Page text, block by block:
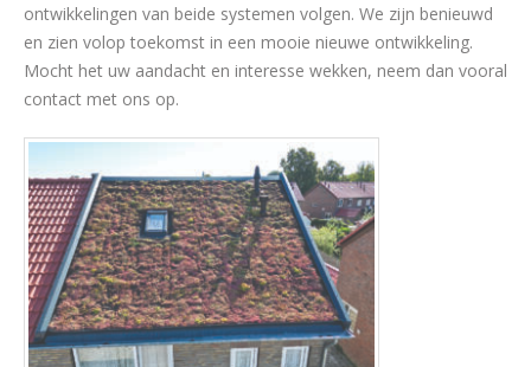
ontwikkelingen van beide systemen volgen. We zijn benieuwd
en zien volop toekomst in een mooie nieuwe ontwikkeling.
Mocht het uw aandacht en interesse wekken, neem dan vooral
contact met ons op.